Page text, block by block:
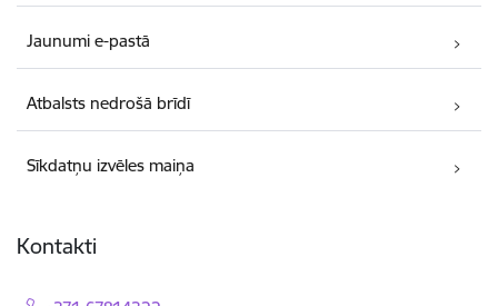
Jaunumi e-pastā
Atbalsts nedrošā brīdī
Sīkdatņu izvēles maiņa
Kontakti